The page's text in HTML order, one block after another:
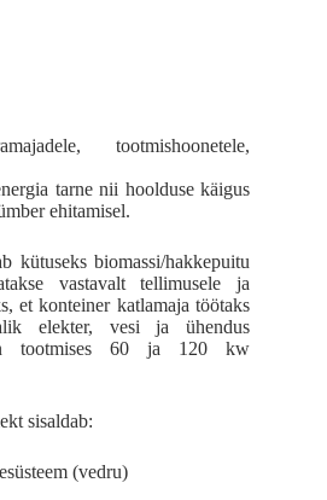
tootmishoonetele,
tarne nii hoolduse käigus
ehitamisel.
kütuseks biomassi/hakkepuitu
vastavalt tellimusele ja
et konteiner katlamaja töötaks
elekter, vesi ja ühendus
tootmises 60 ja 120 kw
sisaldab:
(vedru)